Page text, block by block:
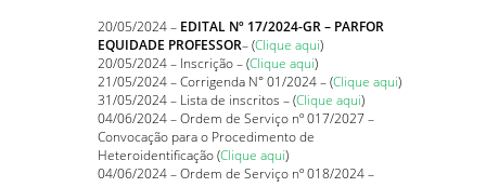
20/05/2024 – EDITAL Nº 17/2024-GR – PARFOR
EQUIDADE PROFESSOR– (Clique aqui)
20/05/2024 – Inscrição – (Clique aqui)
21/05/2024 – Corrigenda N° 01/2024 – (Clique aqui)
31/05/2024 – Lista de inscritos – (Clique aqui)
04/06/2024 – Ordem de Serviço nº 017/2027 –
Convocação para o Procedimento de
Heteroidentificação (Clique aqui)
04/06/2024 – Ordem de Serviço nº 018/2024 –